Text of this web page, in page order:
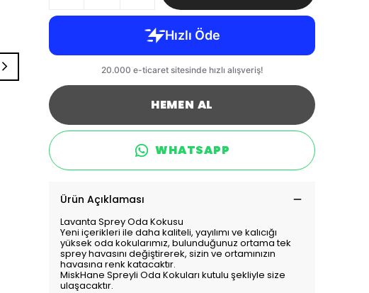
HEMEN AL
WHATSAPP
Ürün Açıklaması
Lavanta Sprey Oda Kokusu
Yeni içerikleri ile daha kaliteli, yayılımı ve kalıcığı
yüksek oda kokularımız, bulunduğunuz ortama tek
sprey havasını değiştirerek, sizin ve ortamınızın
havasına renk katacaktır.
MiskHane Spreyli Oda Kokuları kutulu şekliyle size
ulaşacaktır.